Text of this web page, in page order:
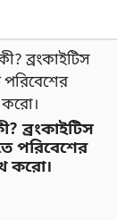
ব্রংকাইটিস
পরিবেশের
করো।